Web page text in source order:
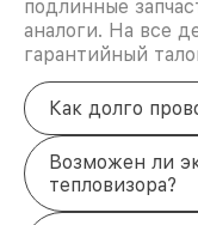
подлинные
аналоги. На все
гарантийный
Как долго
Возможен ли
тепловизора?